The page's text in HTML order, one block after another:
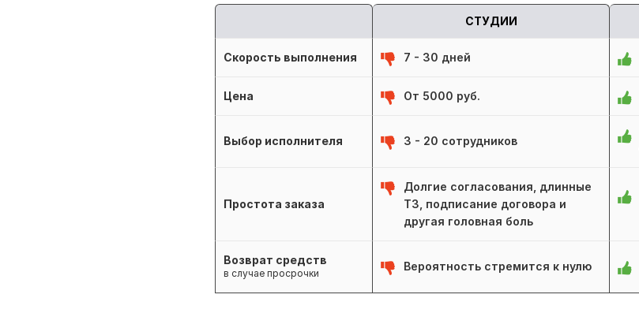
СТУДИИ
Скорость выполнения 7 - 30 дней
Цена От 5000 руб.
Выбор исполнителя 3 - 20 сотрудников
Простота заказа
Долгие согласования, длинные
ТЗ, подписание договора и
другая головная боль
Возврат средств
в случае просрочки
Вероятность стремится к нулю